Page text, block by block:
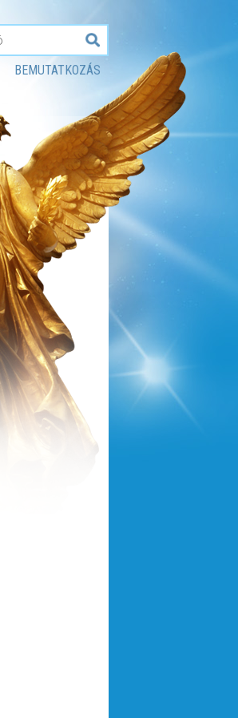
BEMUTATKOZÁS